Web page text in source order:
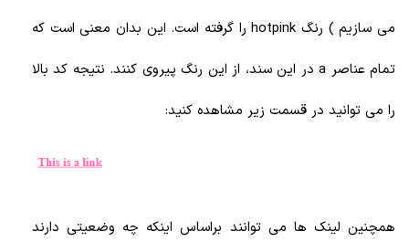
می سازیم ) رنگ hotpink را گرفته است. این بدان معنی است که
تمام عناصر a در این سند، از این رنگ پیروی کنند. نتیجه کد بالا
را می توانید در قسمت زیر مشاهده کنید:
همچنین لینک ها می توانند براساس اینکه چه وضعیتی دارند